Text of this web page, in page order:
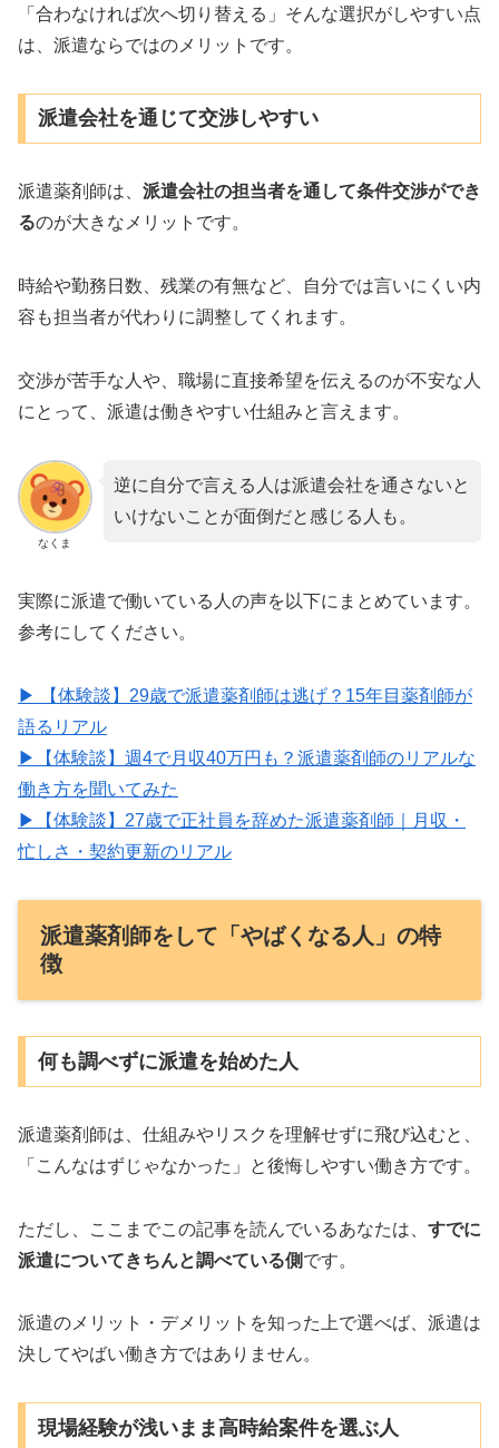
「合わなければ次へ切り替える」そんな選択がしやすい点
は、派遣ならではのメリットです。
派遣会社を通じて交渉しやすい
派遣薬剤師は、 派遣会社の担当者を通して条件交渉ができ
るのが大きなメリットです。
時給や勤務日数、残業の有無など、自分では言いにくい内
容も担当者が代わりに調整してくれます。
交渉が苦手な人や、職場に直接希望を伝えるのが不安な人
にとって、派遣は働きやすい仕組みと言えます。
なくま
逆に自分で言える人は派遣会社を通さないと
いけないことが面倒だと感じる人も。
実際に派遣で働いている人の声を以下にまとめています。
参考にしてください。
▶ 【体験談】29歳で派遣薬剤師は逃げ？15年目薬剤師が
語るリアル
▶【体験談】週4で月収40万円も？派遣薬剤師のリアルな
働き方を聞いてみた
▶【体験談】27歳で正社員を辞めた派遣薬剤師｜月収・
忙しさ・契約更新のリアル
派遣薬剤師をして「やばくなる人」の特
徴
何も調べずに派遣を始めた人
派遣薬剤師は、仕組みやリスクを理解せずに飛び込むと、
「こんなはずじゃなかった」と後悔しやすい働き方です。
ただし、ここまでこの記事を読んでいるあなたは、 すでに
派遣についてきちんと調べている側 です。
派遣のメリット・デメリットを知った上で選べば、派遣は
決してやばい働き方ではありません。
現場経験が浅いまま高時給案件を選ぶ人